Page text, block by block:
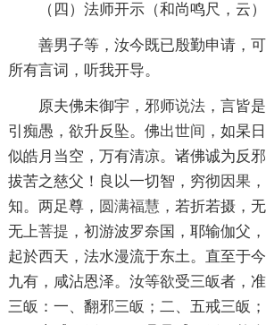
（四）法师开示（和尚鸣尺，云）
善男子等，汝今既已殷勤申请，可
所有言词，听我开导。
原夫佛未御宇，邪师说法，言皆
引痴愚，欲升反坠。佛出世间 ，如杲
似皓月当空，万有清凉。诸佛诚为反
拔苦之慈父！良以一切智，穷彻因果
知。两足尊， 圆满福慧 ，若折若摄，
无上菩提 ，初游波罗奈国，耶输伽父
起於西天，法水漫流于东土。直至于
九有，咸沾恩泽。汝等欲受三皈者，
三皈：一、翻邪三皈；二、五戒三皈